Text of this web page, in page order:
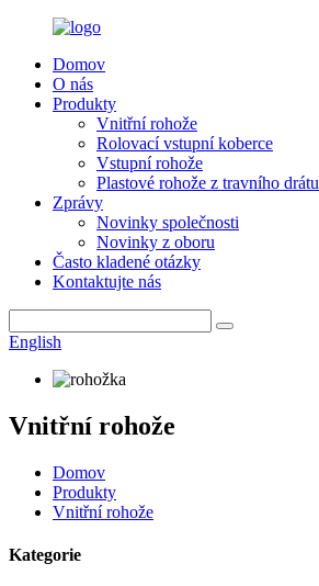
Domov
O nás
Produkty
Vnitřní rohože
Rolovací vstupní koberce
Vstupní rohože
Plastové rohože z travního drátu
Zprávy
Novinky společnosti
Novinky z oboru
Často kladené otázky
Kontaktujte nás
English
Vnitřní rohože
Domov
Produkty
Vnitřní rohože
Kategorie